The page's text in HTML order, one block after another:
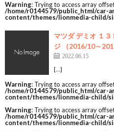
Warning: Trying to access array
/home/r0144579/public_html/car-
content/themes/lionmedia-child/
マツダ デミオ １
ジ （2016/10～
2022.06.15
[…]
Warning: Trying to access array
/home/r0144579/public_html/car-
content/themes/lionmedia-child/
Warning: Trying to access array
/home/r0144579/public_html/car-
content/themes/lionmedia-child/